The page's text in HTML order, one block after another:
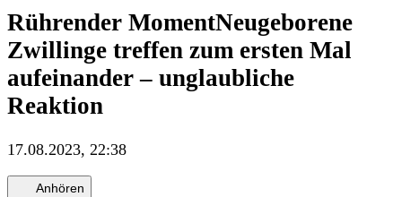
Rührender MomentNeugeborene
Zwillinge treffen zum ersten Mal
aufeinander – unglaubliche
Reaktion
17.08.2023, 22:38
Anhören